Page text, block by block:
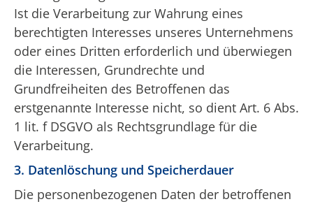
Ist die Verarbeitung zur Wahrung eines
berechtigten Interesses unseres Unternehmens
oder eines Dritten erforderlich und überwiegen
die Interessen, Grundrechte und
Grundfreiheiten des Betroffenen das
erstgenannte Interesse nicht, so dient Art. 6 Abs.
1 lit. f DSGVO als Rechtsgrundlage für die
Verarbeitung.
3. Datenlöschung und Speicherdauer
Die personenbezogenen Daten der betroffenen